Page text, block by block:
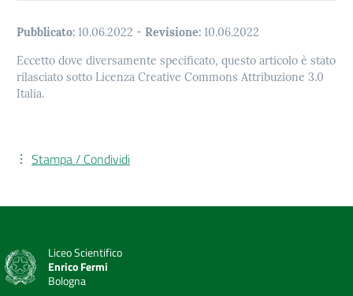
Pubblicato: 10.06.2022 - Revisione: 10.06.2022
Eccetto dove diversamente specificato, questo articolo è stato
rilasciato sotto Licenza Creative Commons Attribuzione 3.0
Italia.
Stampa / Condividi
Liceo Scientifico
Enrico Fermi
Bologna